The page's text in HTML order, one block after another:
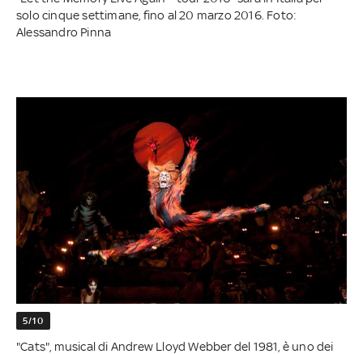
solo cinque settimane, fino al 20 marzo 2016. Foto:
Alessandro Pinna
5/10
"Cats", musical di Andrew Lloyd Webber del 1981, è uno dei